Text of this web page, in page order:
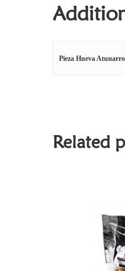
Pieza Hueva Atunarro
Related